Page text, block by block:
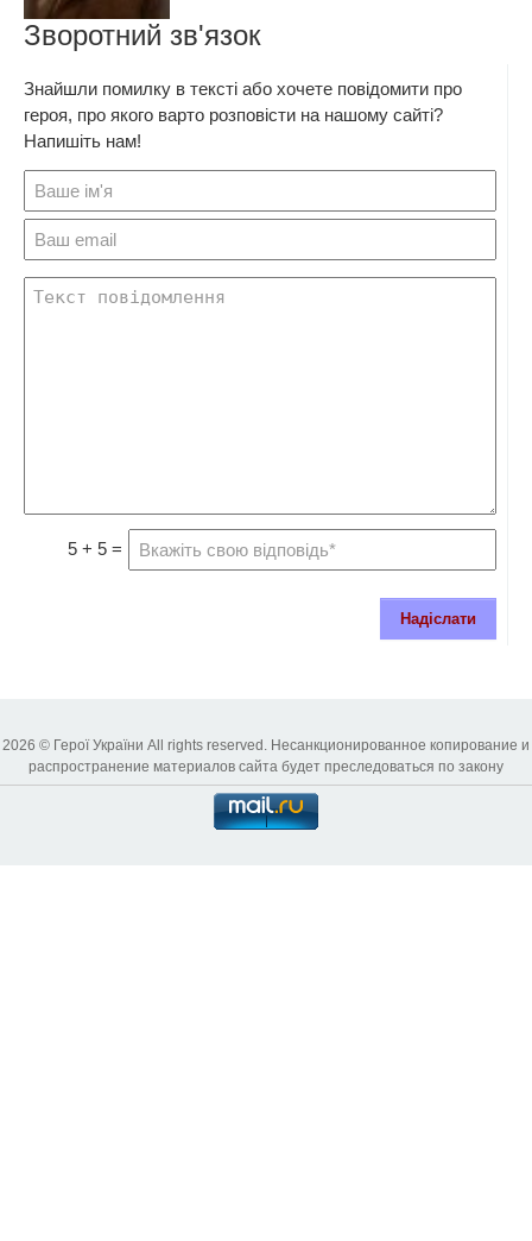
Зворотний зв'язок
Знайшли помилку в тексті або хочете повідомити про
героя, про якого варто розповісти на нашому сайті?
Напишіть нам!
5 + 5 =
Надіслати
2026 © Герої України All rights reserved. Несанкционированное копирование и
распространение материалов сайта будет преследоваться по закону